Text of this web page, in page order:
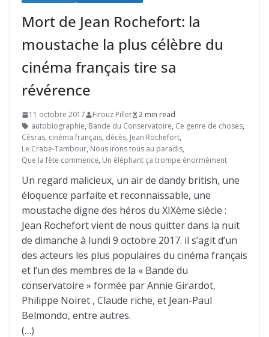
Mort de Jean Rochefort: la
moustache la plus célèbre du
cinéma français tire sa
révérence
11 octobre 2017 Firouz Pillet
2 min read
autobiographie, Bande du Conservatoire, Ce genre de choses,
Césras, cinéma français, décès, Jean Rochefort,
Le Crabe-Tambour, Nous irons tous au paradis,
Que la fête commence, Un éléphant ça trompe énormément
Un regard malicieux, un air de dandy british, une
éloquence parfaite et reconnaissable, une
moustache digne des héros du XIXème siècle :
Jean Rochefort vient de nous quitter dans la nuit
de dimanche à lundi 9 octobre 2017. il s’agit d’un
des acteurs les plus populaires du cinéma français
et l’un des membres de la « Bande du
conservatoire » formée par Annie Girardot,
Philippe Noiret , Claude riche, et Jean-Paul
Belmondo, entre autres.
(…)